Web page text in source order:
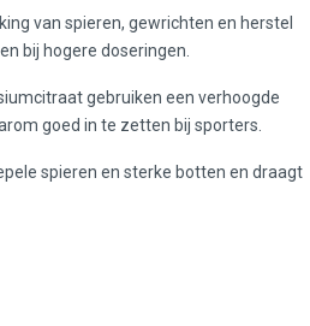
van spieren, gewrichten en herstel
bij hogere doseringen.
gebruiken een verhoogde
goed in te zetten bij sporters.
spieren en sterke botten en draagt